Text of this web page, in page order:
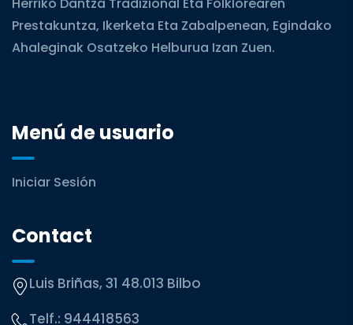
Herriko Dantza Tradizional Eta Folklorearen
Prestakuntza, Ikerketa Eta Zabalpenean, Egindako
Ahaleginak Osatzeko Helburua Izan Zuen.
Menú de usuario
Iniciar Sesión
Contact
Luis Briñas, 31 48.013 Bilbo
Telf.: 944418563